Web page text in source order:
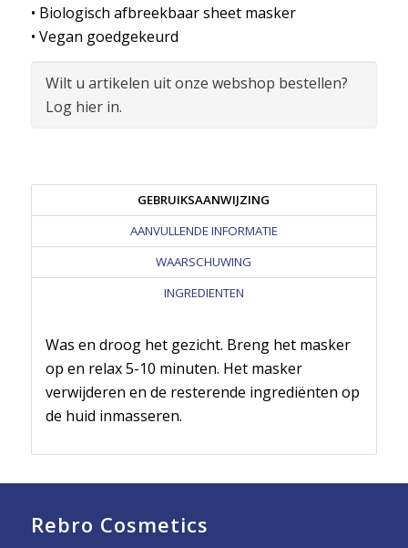
• Biologisch afbreekbaar sheet masker
• Vegan goedgekeurd
Wilt u artikelen uit onze webshop bestellen?
Log hier in.
GEBRUIKSAANWIJZING
AANVULLENDE INFORMATIE
WAARSCHUWING
INGREDIENTEN
Was en droog het gezicht. Breng het masker
op en relax 5-10 minuten. Het masker
verwijderen en de resterende ingrediënten op
de huid inmasseren.
Rebro Cosmetics